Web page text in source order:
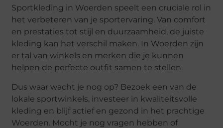
Sportkleding in Woerden speelt een cruciale rol in
het verbeteren van je sportervaring. Van comfort
en prestaties tot stijl en duurzaamheid, de juiste
kleding kan het verschil maken. In Woerden zijn
er tal van winkels en merken die je kunnen
helpen de perfecte outfit samen te stellen.
Dus waar wacht je nog op? Bezoek een van de
lokale sportwinkels, investeer in kwaliteitsvolle
kleding en blijf actief en gezond in het prachtige
Woerden. Mocht je nog vragen hebben of